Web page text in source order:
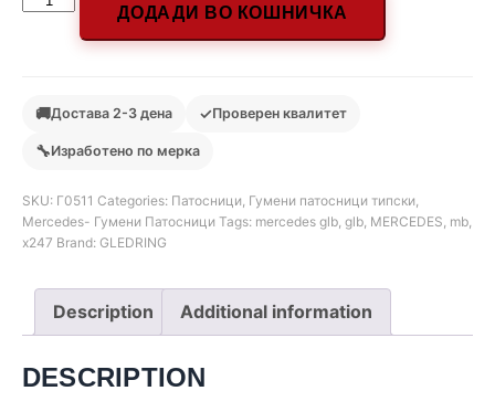
ДОДАДИ ВО КОШНИЧКА
🚚Достава 2-3 дена ✓Проверен квалитет
🔧Изработено по мерка
SKU: Г0511 Categories: Патосници Гумени патосници типски
Mercedes- Гумени Патосници Tags: mercedes glb glb MERCEDES mb
x247 Brand: GLEDRING
Description Additional information
DESCRIPTION